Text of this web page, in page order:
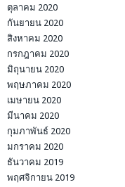
ตุลาคม 2020
กันยายน 2020
สิงหาคม 2020
กรกฎาคม 2020
มิถุนายน 2020
พฤษภาคม 2020
เมษายน 2020
มีนาคม 2020
กุมภาพันธ์ 2020
มกราคม 2020
ธันวาคม 2019
พฤศจิกายน 2019